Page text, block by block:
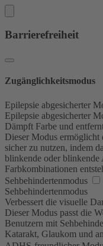
Barrierefreiheit
Zugänglichkeitsmodus
Epilepsie abgesicherter
Epilepsie abgesicherter
Dämpft Farbe und
Dieser Modus ermöglicht
sicher zu nutzen, indem
blinkende oder
Farbkombinationen
Sehbehindertenmodus
Sehbehindertenmodus
Verbessert die visuelle
Dieser Modus passt die
Benutzern mit
Katarakt, Glaukom und